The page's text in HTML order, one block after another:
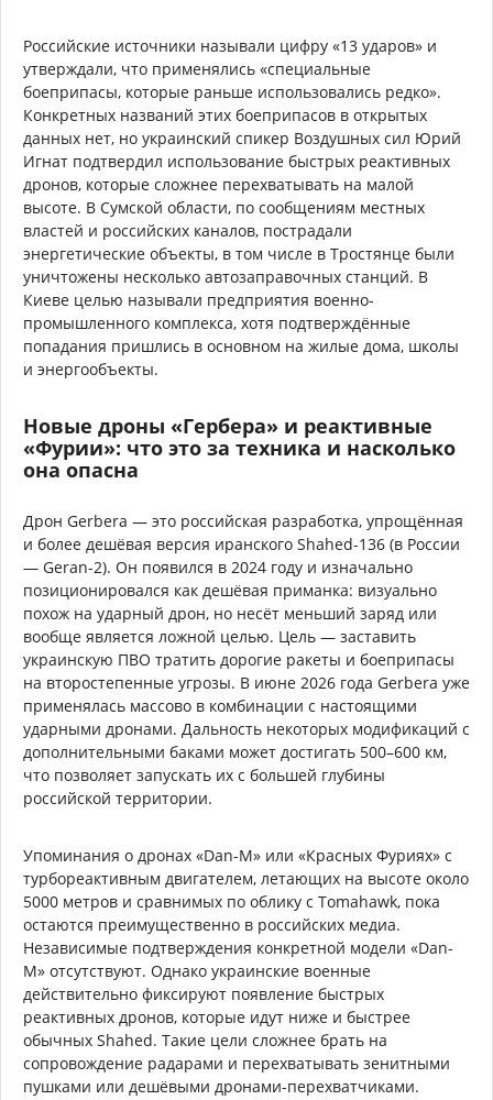
Российские источники называли цифру «13 ударов» и
утверждали, что применялись «специальные
боеприпасы, которые раньше использовались редко».
Конкретных названий этих боеприпасов в открытых
данных нет, но украинский спикер Воздушных сил Юрий
Игнат подтвердил использование быстрых реактивных
дронов, которые сложнее перехватывать на малой
высоте. В Сумской области, по сообщениям местных
властей и российских каналов, пострадали
энергетические объекты, в том числе в Тростянце были
уничтожены несколько автозаправочных станций. В
Киеве целью называли предприятия военно-
промышленного комплекса, хотя подтверждённые
попадания пришлись в основном на жилые дома, школы
и энергообъекты.
Новые дроны «Гербера» и реактивные
«Фурии»: что это за техника и насколько
она опасна
Дрон Gerbera — это российская разработка, упрощённая
и более дешёвая версия иранского Shahed-136 (в России
— Geran-2). Он появился в 2024 году и изначально
позиционировался как дешёвая приманка: визуально
похож на ударный дрон, но несёт меньший заряд или
вообще является ложной целью. Цель — заставить
украинскую ПВО тратить дорогие ракеты и боеприпасы
на второстепенные угрозы. В июне 2026 года Gerbera уже
применялась массово в комбинации с настоящими
ударными дронами. Дальность некоторых модификаций с
дополнительными баками может достигать 500–600 км,
что позволяет запускать их с большей глубины
российской территории.
Упоминания о дронах «Dan-M» или «Красных Фуриях» с
турбореактивным двигателем, летающих на высоте около
5000 метров и сравнимых по облику с Tomahawk, пока
остаются преимущественно в российских медиа.
Независимые подтверждения конкретной модели «Dan-
M» отсутствуют. Однако украинские военные
действительно фиксируют появление быстрых
реактивных дронов, которые идут ниже и быстрее
обычных Shahed. Такие цели сложнее брать на
сопровождение радарами и перехватывать зенитными
пушками или дешёвыми дронами-перехватчиками.